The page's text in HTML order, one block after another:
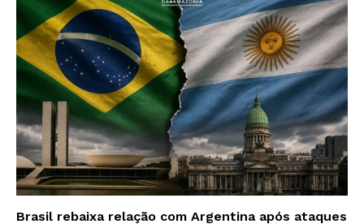
Brasil rebaixa relação com Argentina após ataques